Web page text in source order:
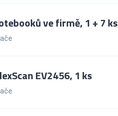
ve firmě, 1 + 7 ks
EV2456, 1 ks